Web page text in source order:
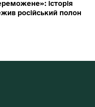
історія
російський полон